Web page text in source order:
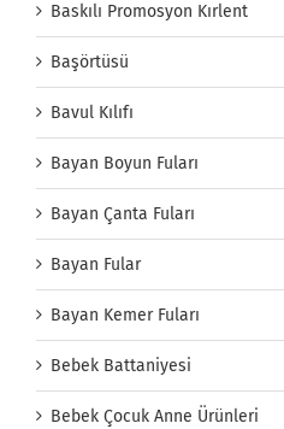
Baskılı Promosyon Kırlent
Başörtüsü
Bavul Kılıfı
Bayan Boyun Fuları
Bayan Çanta Fuları
Bayan Fular
Bayan Kemer Fuları
Bebek Battaniyesi
Bebek Çocuk Anne Ürünleri